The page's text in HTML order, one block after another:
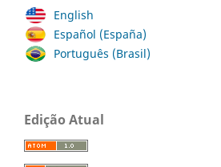
English
Español (España)
Português (Brasil)
Edição Atual